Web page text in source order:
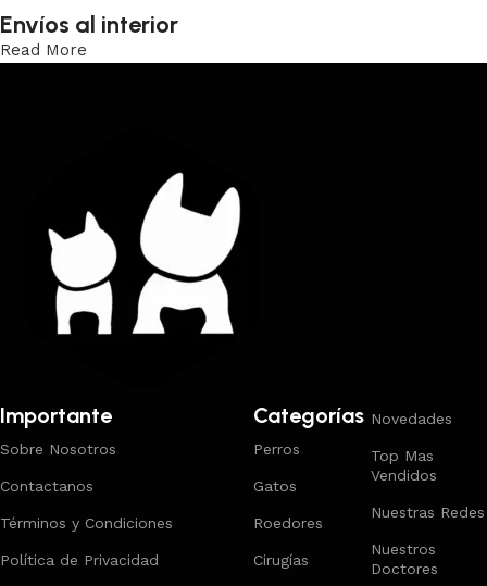
Envíos al interior
Read More
Importante
Sobre Nosotros
Contactanos
Términos y Condiciones
Política de Privacidad
Categorías
Perros
Gatos
Roedores
Cirugías
Novedades
Top Mas
Vendidos
Nuestras Redes
Nuestros
Doctores